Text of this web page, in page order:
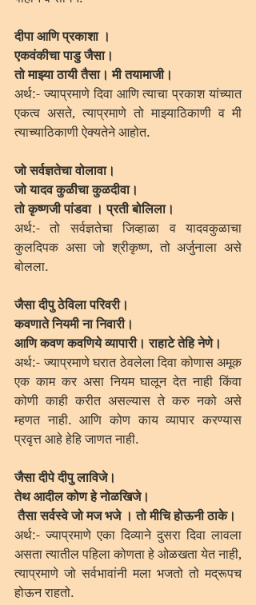
दीपा आणि प्रकाशा ।
एकवंकीचा पाडु जैसा।
तो माझ्या ठायी तैसा। मी तयामाजी।
अर्थ:- ज्याप्रमाणे दिवा आणि त्याचा प्रकाश यांच्यात
एकत्व असते, त्याप्रमाणे तो माझ्याठिकाणी व मी
त्याच्याठिकाणी ऐक्यतेने आहोत.
जो सर्वज्ञतेचा वोलावा।
जो यादव कुळीचा कुळदीवा।
तो कृष्णजी पांडवा । प्रती बोलिला।
अर्थ:- तो सर्वज्ञतेचा जिव्हाळा व यादवकुळाचा
कुलदिपक असा जो श्रीकृष्ण, तो अर्जुनाला असे
बोलला.
जैसा दीपु ठेविला परिवरी।
कवणाते नियमी ना निवारी।
आणि कवण कवणिये व्यापारी। राहाटे तेहि नेणे।
अर्थ:- ज्याप्रमाणे घरात ठेवलेला दिवा कोणास अमूक
एक काम कर असा नियम घालून देत नाही किंवा
कोणी काही करीत असल्यास ते करु नको असे
म्हणत नाही. आणि कोण काय व्यापार करण्यास
प्रवृत्त आहे हेहि जाणत नाही.
जैसा दीपे दीपु लाविजे।
तेथ आदील कोण हे नोळखिजे।
तैसा सर्वस्वे जो मज भजे । तो मीचि होऊनी ठाके।
अर्थ:- ज्याप्रमाणे एका दिव्याने दुसरा दिवा लावला
असता त्यातील पहिला कोणता हे ओळखता येत नाही,
त्याप्रमाणे जो सर्वभावांनी मला भजतो तो मद्रूपच
होऊन राहतो.